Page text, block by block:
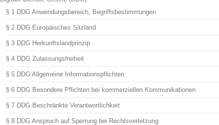
§ 1 DDG Anwendungsbereich, Begriffsbestimmungen
§ 2 DDG Europäisches Sitzland
§ 3 DDG Herkunftslandprinzip
§ 4 DDG Zulassungsfreiheit
§ 5 DDG Allgemeine Informationspflichten
§ 6 DDG Besondere Pflichten bei kommerziellen Kommunikationen
§ 7 DDG Beschränkte Verantwortlichkeit
§ 8 DDG Anspruch auf Sperrung bei Rechtsverletzung